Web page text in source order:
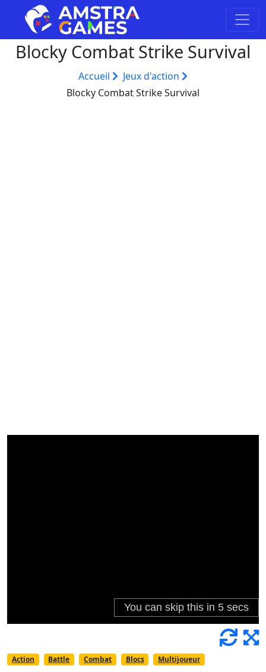
Blocky Combat Strike Survival
Accueil
Jeux d'action
Blocky Combat Strike Survival
Action Battle Combat Blocs Multijoueur